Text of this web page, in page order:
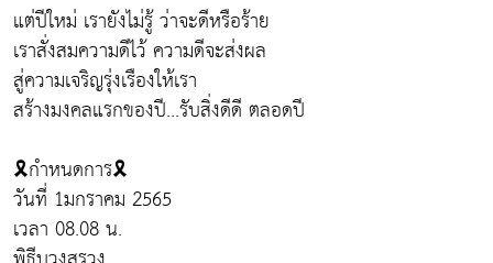
แต่ปีใหม่ เรายังไม่รู้ ว่าจะดีหรือร้าย
เราสั่งสมความดีไว้ ความดีจะส่งผล
สู่ความเจริญรุ่งเรืองให้เรา
สร้างมงคลแรกของปี...รับสิ่งดีดี ตลอดปี
🎗กำหนดการ🎗
วันที่ 1มกราคม 2565
เวลา 08.08 น.